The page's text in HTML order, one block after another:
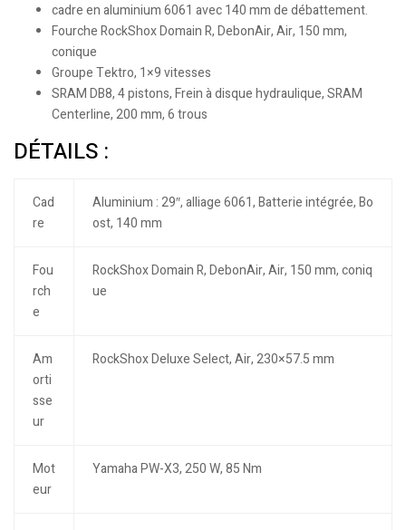
cadre en aluminium 6061 avec 140 mm de débattement.
Fourche RockShox Domain R, DebonAir, Air, 150 mm,
conique
Groupe Tektro, 1×9 vitesses
SRAM DB8, 4 pistons, Frein à disque hydraulique, SRAM
Centerline, 200 mm, 6 trous
DÉTAILS :
Cad
re
Aluminium : 29″, alliage 6061, Batterie intégrée, Bo
ost, 140 mm
Fou
rch
e
RockShox Domain R, DebonAir, Air, 150 mm, coniq
ue
Am
orti
sse
ur
RockShox Deluxe Select, Air, 230×57.5 mm
Mot
eur
Yamaha PW-X3, 250 W, 85 Nm